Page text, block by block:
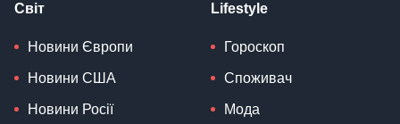
Світ
Новини Європи
Новини США
Новини Росії
Lifestyle
Гороскоп
Споживач
Мода